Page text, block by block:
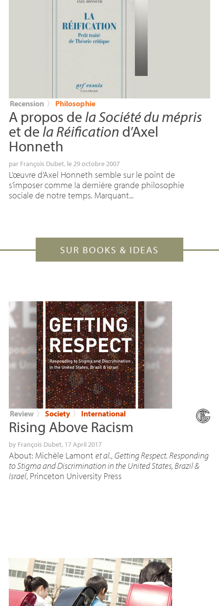
Recension 〉 Philosophie
A propos de la Société du mépris
et dela Réification d’Axel
Honneth
par François Dubet, le 29 octobre 2007
L’œuvre d’Axel Honneth semble sur le point de
s’imposer comme la dernière grande philosophie
sociale de notre temps. Marquant...
SUR BOOKS & IDEAS
Review 〉 Society 〉 International
Rising Above Racism
by François Dubet, 17 April 2017
About: Michèle Lamont et al., Getting Respect. Responding
to Stigma and Discrimination in the United States, Brazil &
Israel, Princeton University Press